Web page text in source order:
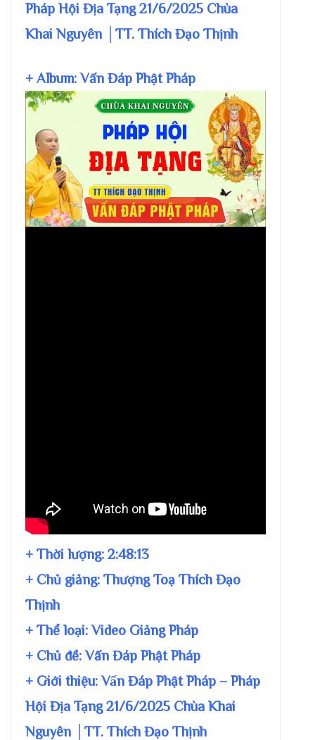
Pháp Hội Địa Tạng 21/6/2025 Chùa
Khai Nguyên │TT. Thích Đạo Thịnh
+ Album: Vấn Đáp Phật Pháp
+ Thời lượng: 2:48:13
+ Chủ giảng: Thượng Toạ Thích Đạo
Thịnh
+ Thể loại: Video Giảng Pháp
+ Chủ đề:Vấn Đáp Phật Pháp
+ Giới thiệu: Vấn Đáp Phật Pháp – Pháp
Hội Địa Tạng 21/6/2025 Chùa Khai
Nguyên │TT. Thích Đạo Thịnh